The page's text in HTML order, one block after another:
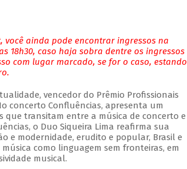
você ainda pode encontrar ingressos na
18h30, caso haja sobra dentre os ingressos
com lugar marcado, se for o caso, estando
vencedor do Prêmio Profissionais
concerto Confluências, apresenta um
que transitam entre a música de concerto e
o Duo Siqueira Lima reafirma sua
e modernidade, erudito e popular, Brasil e
como linguagem sem fronteiras, em
musical.